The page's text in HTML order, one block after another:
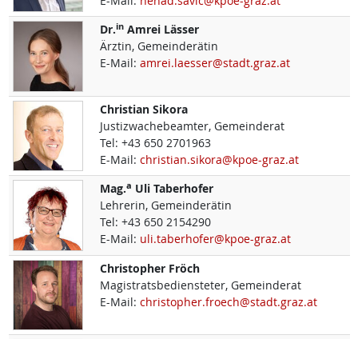
Dr.in Amrei Lässer
Ärztin, Gemeinderätin
E-Mail: amrei.laesser@stadt.graz.at
Christian Sikora
Justizwachebeamter, Gemeinderat
Tel: +43 650 2701963
E-Mail: christian.sikora@kpoe-graz.at
Mag.a Uli Taberhofer
Lehrerin, Gemeinderätin
Tel: +43 650 2154290
E-Mail: uli.taberhofer@kpoe-graz.at
Christopher Fröch
Magistratsbediensteter, Gemeinderat
E-Mail: christopher.froech@stadt.graz.at